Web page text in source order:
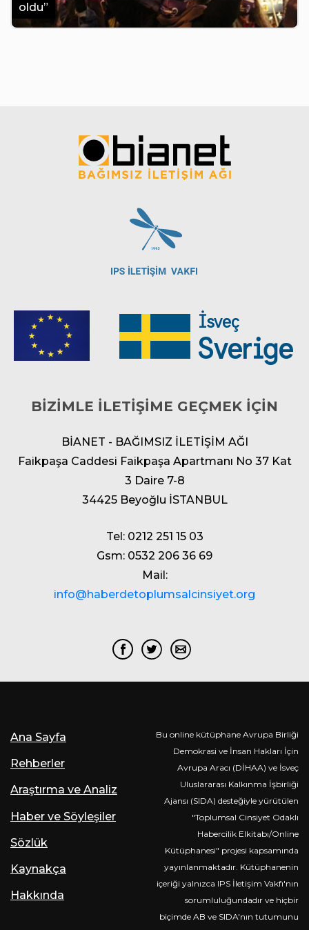
oldu”
BİZİMLE İLETİŞİME GEÇMEK İÇİN
BİANET - BAĞIMSIZ İLETİŞİM AĞI
Faikpaşa Caddesi Faikpaşa Apartmanı No 37 Kat
3 Daire 7-8
34425 Beyoğlu İSTANBUL
Tel: 0212 251 15 03
Gsm: 0532 206 36 69
Mail:
info@haberdetoplumsalcinsiyet.org
Ana Sayfa
Rehberler
Araştırma ve Analiz
Haber ve Söyleşiler
Sözlük
Kaynakça
Hakkında
Bu online kütüphane Avrupa Birliği
Demokrasi ve İnsan Hakları İçin
Avrupa Aracı (DİHAA) ve İsveç
Uluslararası Kalkınma İşbirliği
Ajansı (SIDA) desteğiyle yürütülen
"Toplumsal Cinsiyet Odaklı
Habercilik Elkitabı/Online
Kütüphanesi" projesi kapsamında
yayınlanmaktadır. Kütüphanenin
içeriği yalnızca IPS İletişim Vakfı'nın
sorumluluğundadır ve hiçbir
biçimde AB ve SIDA'nın tutumunu